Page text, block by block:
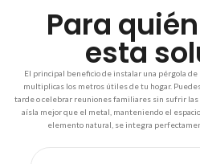
Para
esta
El principal beneficio de instalar una pérgola
multiplicas los metros útiles de tu hogar.
tarde o celebrar reuniones familiares sin sufrir las
aísla mejor que el metal, manteniendo el
elemento natural, se integra